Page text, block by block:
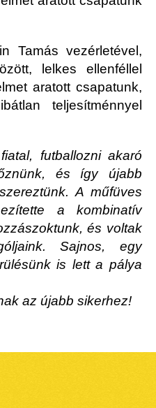
Tamás vezérletével,
lelkes ellenféllel
aratott csapatunk,
teljesítménnyel
futballozni akaró
és így újabb
A műfüves
a kombinatív
és voltak
Sajnos, egy
is lett a pálya
az újabb sikerhez!